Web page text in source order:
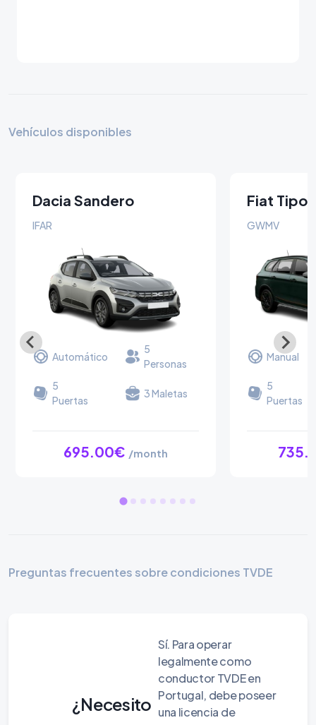
Vehículos disponibles
Dacia Sandero
Stepway
IFAR
Automático
5
Personas
5
Puertas
3 Maletas
695.00€ /month
Fiat Tipo
GWMV
Manual
5
Puertas
Preguntas frecuentes sobre condiciones TVDE
¿Necesito
Sí. Para operar
legalmente como
conductor TVDE en
Portugal, debe poseer
una licencia de